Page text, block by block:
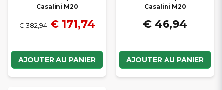
Casalini M20
€ 382,94 € 171,74
AJOUTER AU PANIER
Casalini M20
€ 46,94
AJOUTER AU PANIER